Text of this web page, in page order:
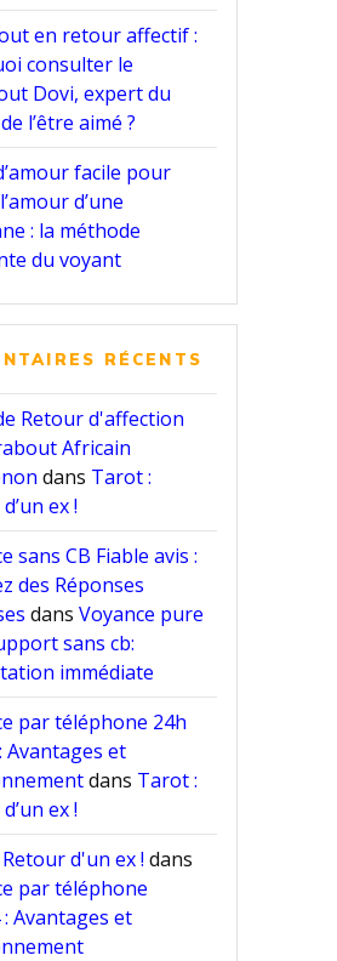
en retour affectif :
consulter le
Dovi, expert du
l’être aimé ?
facile pour
d’une
: la méthode
du voyant
RÉCENTS
Retour d'affection
Africain
dans Tarot :
ex !
sans CB Fiable avis :
des Réponses
dansVoyance pure
sans cb:
immédiate
par téléphone 24h
Avantages et
dans Tarot :
ex !
d'un ex ! dans
par téléphone
Avantages et